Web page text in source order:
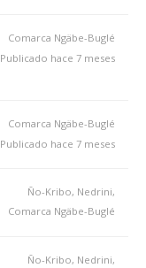
Comarca Ngäbe-Buglé
Publicado hace 7 meses
Comarca Ngäbe-Buglé
Publicado hace 7 meses
Ño-Kribo, Nedrini,
Comarca Ngäbe-Buglé
Ño-Kribo, Nedrini,